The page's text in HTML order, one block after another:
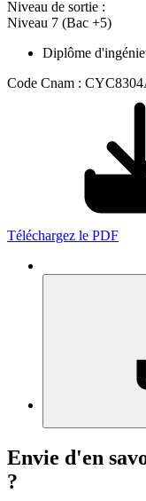
Niveau de sortie :
Niveau 7 (Bac +5)
Diplôme
Code Cnam :
Téléchargez le PDF
Envie d'en
?